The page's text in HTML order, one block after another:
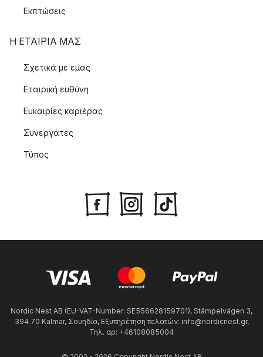
Εκπτώσεις
Η ΕΤΑΊΡΙΑ ΜΑΣ
Σχετικά με εμας
Εταιρική ευθύνη
Ευκαιρίες καριέρας
Συνεργάτες
Τύπος
Nordic Nest AB (EU-VAT-Number: SE556628159701), Stämpelvägen 3,
394 70 Kalmar, Σουηδία, Εξυπηρέτηση πελατών: info@nordicnest.gr,
Τηλ. αρ: +46108085004